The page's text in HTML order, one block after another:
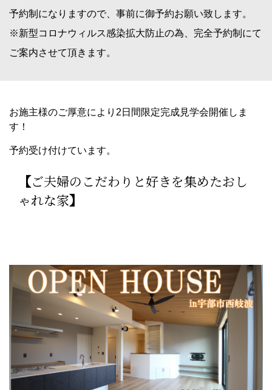
予約制になりますので、事前に御予約お願い致します。
※新型コロナウィルス感染拡大防止の為、完全予約制にて
ご案内させて頂きます。
お施主様のご厚意により2日間限定完成見学会開催しま
す！
予約受け付けています。
【ご夫婦のこだわりと好きを集めたおし
ゃれな家】